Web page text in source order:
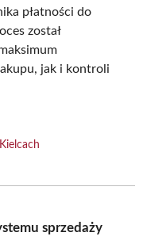
płatności do
został
jak i kontroli
sprzedaży